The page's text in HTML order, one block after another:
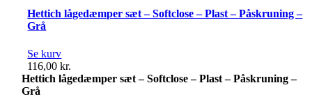
Hettich lågedæmper sæt – Softclose – Plast – Påskruning –
Grå
Se kurv
116,00kr.
Hettich lågedæmper sæt – Softclose – Plast – Påskruning –
Grå